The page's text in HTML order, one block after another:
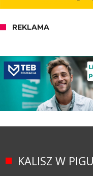
REKLAMA
KALISZ W